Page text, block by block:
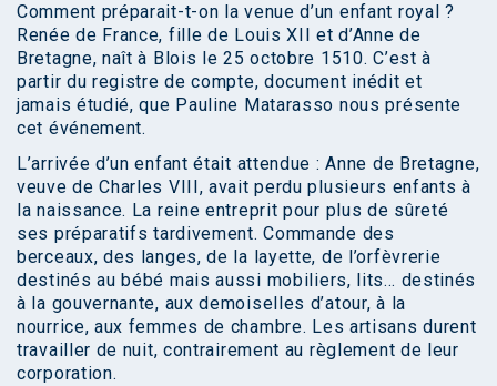
Comment préparait-t-on la venue d’un enfant royal ?
Renée de France, fille de Louis XII et d’Anne de
Bretagne, naît à Blois le 25 octobre 1510. C’est à
partir du registre de compte, document inédit et
jamais étudié, que Pauline Matarasso nous présente
cet événement.
L’arrivée d’un enfant était attendue : Anne de Bretagne,
veuve de Charles VIII, avait perdu plusieurs enfants à
la naissance. La reine entreprit pour plus de sûreté
ses préparatifs tardivement. Commande des
berceaux, des langes, de la layette, de l’orfèvrerie
destinés au bébé mais aussi mobiliers, lits… destinés
à la gouvernante, aux demoiselles d’atour, à la
nourrice, aux femmes de chambre. Les artisans durent
travailler de nuit, contrairement au règlement de leur
corporation.